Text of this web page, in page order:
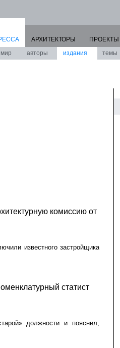
мир авторы издания темы
АРХИТЕКТОРЫ ПРОЕКТЫ
комиссию от
известного застройщика
статист
должности и пояснил,